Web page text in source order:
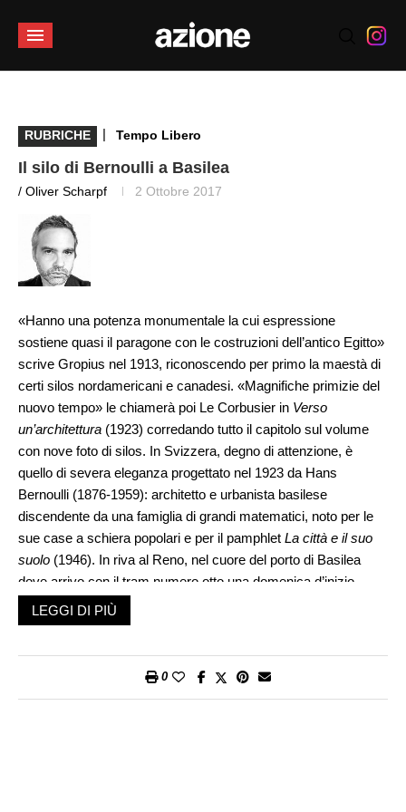
RUBRICHE | Tempo Libero
Il silo di Bernoulli a Basilea
/ Oliver Scharpf 2 Ottobre 2017
«Hanno una potenza monumentale la cui espressione
sostiene quasi il paragone con le costruzioni dell’antico Egitto»
scrive Gropius nel 1913, riconoscendo per primo la maestà di
certi silos nordamericani e canadesi. «Magnifiche primizie del
nuovo tempo» le chiamerà poi Le Corbusier in Verso
un’architettura (1923) corredando tutto il capitolo sul volume
con nove foto di silos. In Svizzera, degno di attenzione, è
quello di severa eleganza progettato nel 1923 da Hans
Bernoulli (1876-1959): architetto e urbanista basilese
discendente da una famiglia di grandi matematici, noto per le
sue case a schiera popolari e per il pamphlet La città e il suo
suolo (1946). In riva al Reno, nel cuore del porto di Basilea
dove arrivo con il tram numero otto una domenica d’inizio
ottobre. Kleinhüningen: quartiere un tempo villaggio di
pescatori di salmoni dove Jung ha passato l’infanzia e
Basilea, un po’ proprio per il Reno che va verso il mare del
LEGGI DI PIÙ
0